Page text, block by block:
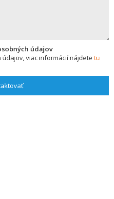
údajov
viac informácií nájdete tu